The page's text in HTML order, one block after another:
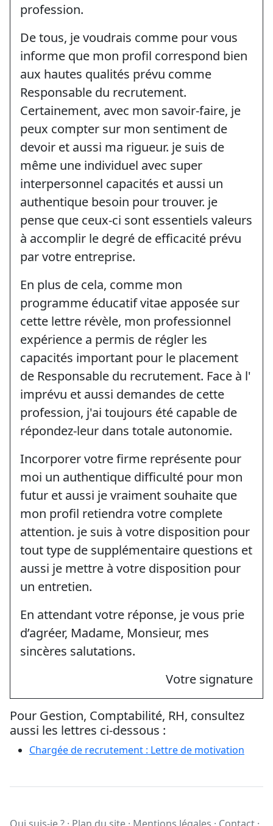
profession.
De tous, je voudrais comme pour vous
informe que mon profil correspond bien
aux hautes qualités prévu comme
Responsable du recrutement.
Certainement, avec mon savoir-faire, je
peux compter sur mon sentiment de
devoir et aussi ma rigueur. je suis de
même une individuel avec super
interpersonnel capacités et aussi un
authentique besoin pour trouver. je
pense que ceux-ci sont essentiels valeurs
à accomplir le degré de efficacité prévu
par votre entreprise.
En plus de cela, comme mon
programme éducatif vitae apposée sur
cette lettre révèle, mon professionnel
expérience a permis de régler les
capacités important pour le placement
de Responsable du recrutement. Face à l'
imprévu et aussi demandes de cette
profession, j'ai toujours été capable de
répondez-leur dans totale autonomie.
Incorporer votre firme représente pour
moi un authentique difficulté pour mon
futur et aussi je vraiment souhaite que
mon profil retiendra votre complete
attention. je suis à votre disposition pour
tout type de supplémentaire questions et
aussi je mettre à votre disposition pour
un entretien.
En attendant votre réponse, je vous prie
d’agréer, Madame, Monsieur, mes
sincères salutations.
Votre signature
Pour Gestion, Comptabilité, RH, consultez
aussi les lettres ci-dessous :
Chargée de recrutement : Lettre de motivation